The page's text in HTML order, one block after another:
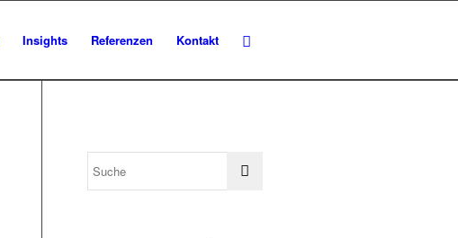
Insights Referenzen Kontakt